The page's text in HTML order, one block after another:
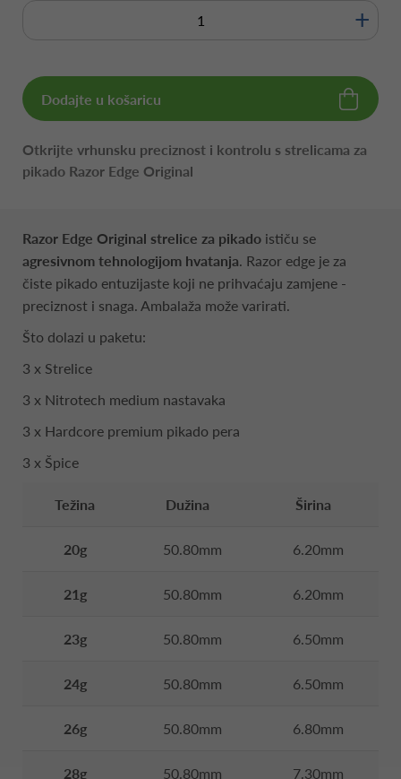
+
Dodajte u košaricu
Otkrijte vrhunsku preciznost i kontrolu s strelicama za
pikado Razor Edge Original
Razor Edge Original strelice za pikado ističu se
agresivnom tehnologijom hvatanja. Razor edge je za
čiste pikado entuzijaste koji ne prihvaćaju zamjene -
preciznost i snaga. Ambalaža može varirati.
Što dolazi u paketu:
3 x Strelice
3 x Nitrotech medium nastavaka
3 x Hardcore premium pikado pera
3 x Špice
Težina Dužina Širina
20g 50.80mm 6.20mm
21g 50.80mm 6.20mm
23g 50.80mm 6.50mm
24g 50.80mm 6.50mm
26g 50.80mm 6.80mm
28g 50.80mm 7.30mm